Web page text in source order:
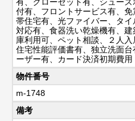
付有、フロントサービス有、
帯住宅有、光ファイバー、タ
対応有、食器洗い乾燥機有、
庫利用可、ペット相談、２人入
住宅性能評価書有、独立洗面
ーザー有、カード決済初期費用
物件番号
m-1748
備考